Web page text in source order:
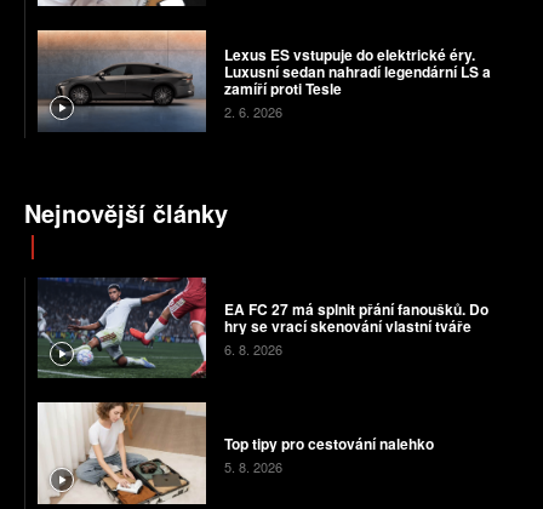
Lexus ES vstupuje do elektrické éry.
Luxusní sedan nahradí legendární LS a
zamíří proti Tesle
2. 6. 2026
Nejnovější články
EA FC 27 má splnit přání fanoušků. Do
hry se vrací skenování vlastní tváře
6. 8. 2026
Top tipy pro cestování nalehko
5. 8. 2026